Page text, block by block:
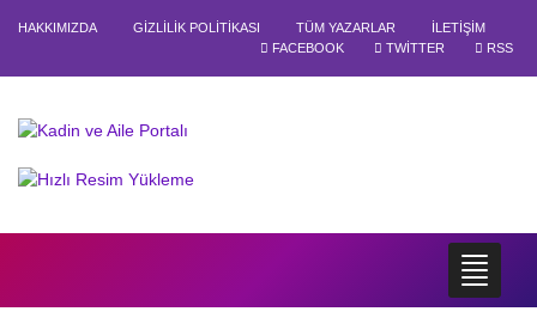
HAKKIMIZDA GIZLILIK POLITIKASI TÜM YAZARLAR
İLETIŞIM
FACEBOOK
TWITTER RSS